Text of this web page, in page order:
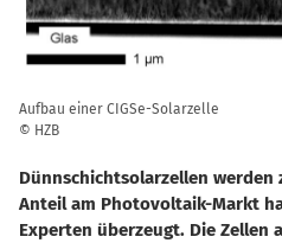
Aufbau einer CIGSe-Solarzelle
© HZB
Dünnschichtsolarzellen
Anteil am Photovoltaik-Markt
Experten überzeugt. Die Zellen